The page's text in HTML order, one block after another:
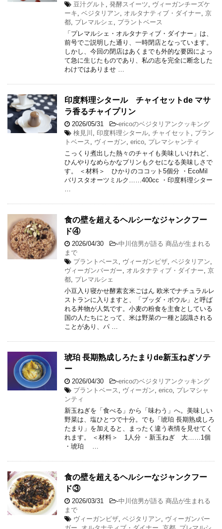
豆汁グルト , 発酵スイーツ, ヴィーガンチーズケ
ーキ, ベジタリアン, オルタナティブ・ダイナー, 京
都, プレマルシェ , プラントベース
「プレマルシェ・オルタナティブ・ダイナー」は、
前号でご説明した通り、一時閉店となっています。
しかし、今回の閉店はあくまでも外的な要因によっ
て急に生じたものであり、私の志を完全に断念した
わけではありませ …
印度料理シタール チャイセットde マサ
ラ香るチャイプリン
2026/05/31 -ericoのベジタリアンクッキング
検見川 , 印度料理シタール, チャイセット , プラン
トベース , ヴィーガン, erico, プレマシャンティ
こっくり煮出した熱々のチャイも美味しいけれど、
ひんやりなめらかなプリンもクセになる美味しさで
す。 ＜材料＞ ひかりのココット5個分 ・EcoMil
バリスタオーツミルク……400cc ・印度料理シター
…
食の壁を超えるヘルシーなジャンクフー
ド④
2026/04/30 -中川信男が語る 商品が生まれる
まで
プラントベース , ヴィーガンピザ, ベジタリアン,
ヴィーガンバーガー, オルタナティブ・ダイナー, 京
都, プレマルシェ
小豆入り寝かせ酵素玄米ごはん 欧米でナチュラルレ
ストランに入りますと、「ブッダ・ボウル」と呼ば
れる丼物が人気です。小麦の粉食を主食としている
国の人たちにとって、米は野菜の一種と認識される
ことがあり、パ …
琥珀 長期熟成しろたまりde新玉ねぎソテ
ー
2026/04/30 -ericoのベジタリアンクッキング
プラントベース , ヴィーガン, erico, プレマシャ
ンティ
新玉ねぎを「食べる」から「味わう」へ。美味しい
野菜は、塩ひとつで十分。でも「琥珀 長期熟成しろ
たまり」を加えると、まったく違う表情を見せてく
れます。 ＜材料＞ 1人分 ・新玉ねぎ 大……1個
・琥珀 …
食の壁を超えるヘルシーなジャンクフー
ド③
2026/03/31 -中川信男が語る 商品が生まれる
まで
ヴィーガンピザ, ベジタリアン, ヴィーガンバー